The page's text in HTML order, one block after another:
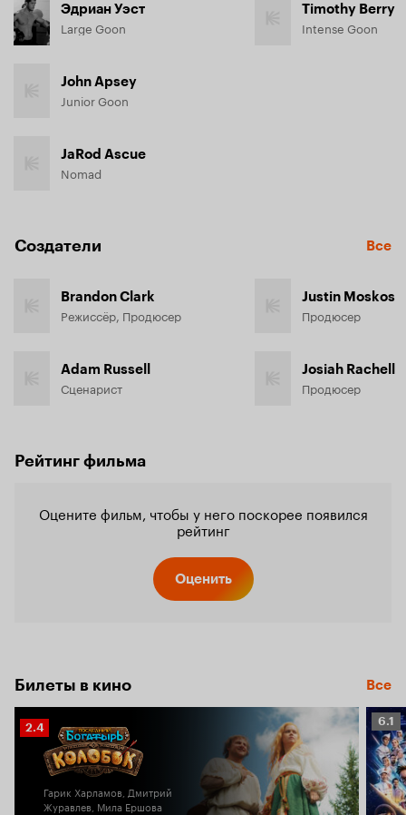
Эдриан Уэст
Large Goon
John Apsey
Junior Goon
JaRod Ascue
Nomad
Timothy Berry
Intense Goon
Создатели Все
Brandon Clark
Режиссёр, Продюсер
Adam Russell
Сценарист
Justin Moskos
Продюсер
Josiah Rachell
Продюсер
Рейтинг фильма
Оцените фильм, чтобы у него поскорее появился
рейтинг
Оценить
Билеты в кино Все
Рейтинг
Кинопоиска
2.4
Гарик Харламов, Дмитрий
Журавлев, Мила Ершова
6.1
6.1